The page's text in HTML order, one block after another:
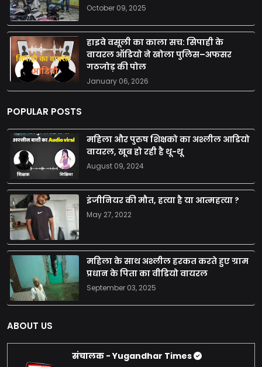
October 09, 2025
हाइवे वसूली का काला सच: सिपाही के
वायरल ऑडियो ने खोला पुलिस–अफसर
गठजोड़ की पोल
January 06, 2026
POPULAR POSTS
महिला और पुरुष शिक्षको का अश्लील आडियो
वायरल, खूब हो रही है थू-थू
August 09, 2024
इंजीनियर की मौत, हत्या है या आत्महत्या ?
May 27, 2022
महिला के साथ अश्लील हरकत करते हुए ग्राम
प्रधान के पिता का वीडियो वायरल
September 03, 2025
ABOUT US
संचालक - Yugandhar Times